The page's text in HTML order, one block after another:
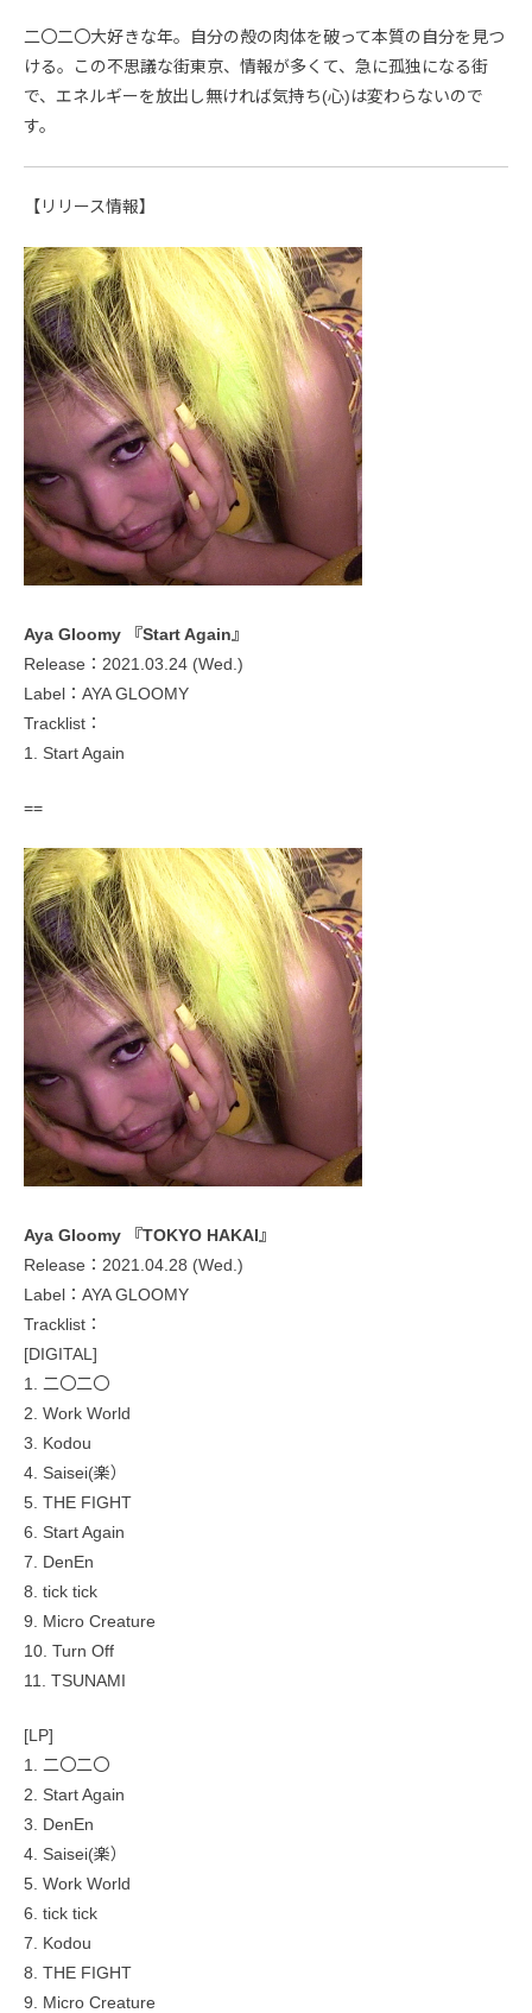
二〇二〇大好きな年。自分の殻の肉体を破って本質の自分を見つ
ける。この不思議な街東京、情報が多くて、急に孤独になる街
で、エネルギーを放出し無ければ気持ち(心)は変わらないので
す。
【リリース情報】
Aya Gloomy 『Start Again』
Release：2021.03.24 (Wed.)
Label：AYA GLOOMY
Tracklist：
1. Start Again
==
Aya Gloomy 『TOKYO HAKAI』
Release：2021.04.28 (Wed.)
Label：AYA GLOOMY
Tracklist：
[DIGITAL]
1. 二〇二〇
2. Work World
3. Kodou
4. Saisei(楽）
5. THE FIGHT
6. Start Again
7. DenEn
8. tick tick
9. Micro Creature
10. Turn Off
11. TSUNAMI
[LP]
1. 二〇二〇
2. Start Again
3. DenEn
4. Saisei(楽）
5. Work World
6. tick tick
7. Kodou
8. THE FIGHT
9. Micro Creature